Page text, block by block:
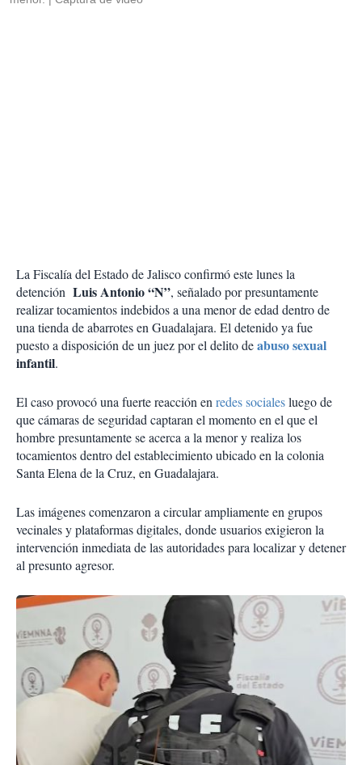
La Fiscalía del Estado de Jalisco confirmó este lunes la
detención Luis Antonio “N”, señalado por presuntamente
realizar tocamientos indebidos a una menor de edad dentro de
una tienda de abarrotes en Guadalajara. El detenido ya fue
puesto a disposición de un juez por el delito deabuso sexual
infantil.
El caso provocó una fuerte reacción enredes socialesluego de
que cámaras de seguridad captaran el momento en el que el
hombre presuntamente se acerca a la menor y realiza los
tocamientos dentro del establecimiento ubicado en la colonia
Santa Elena de la Cruz, en Guadalajara.
Las imágenes comenzaron a circular ampliamente en grupos
vecinales y plataformas digitales, donde usuarios exigieron la
intervención inmediata de las autoridades para localizar y detener
al presunto agresor.